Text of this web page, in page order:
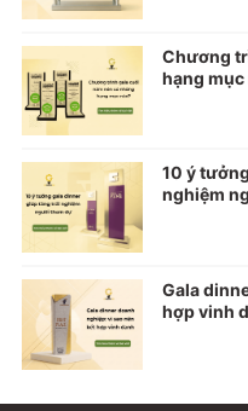
Chương
hạng mục
10 ý
nghiệm
Gala
hợp vinh